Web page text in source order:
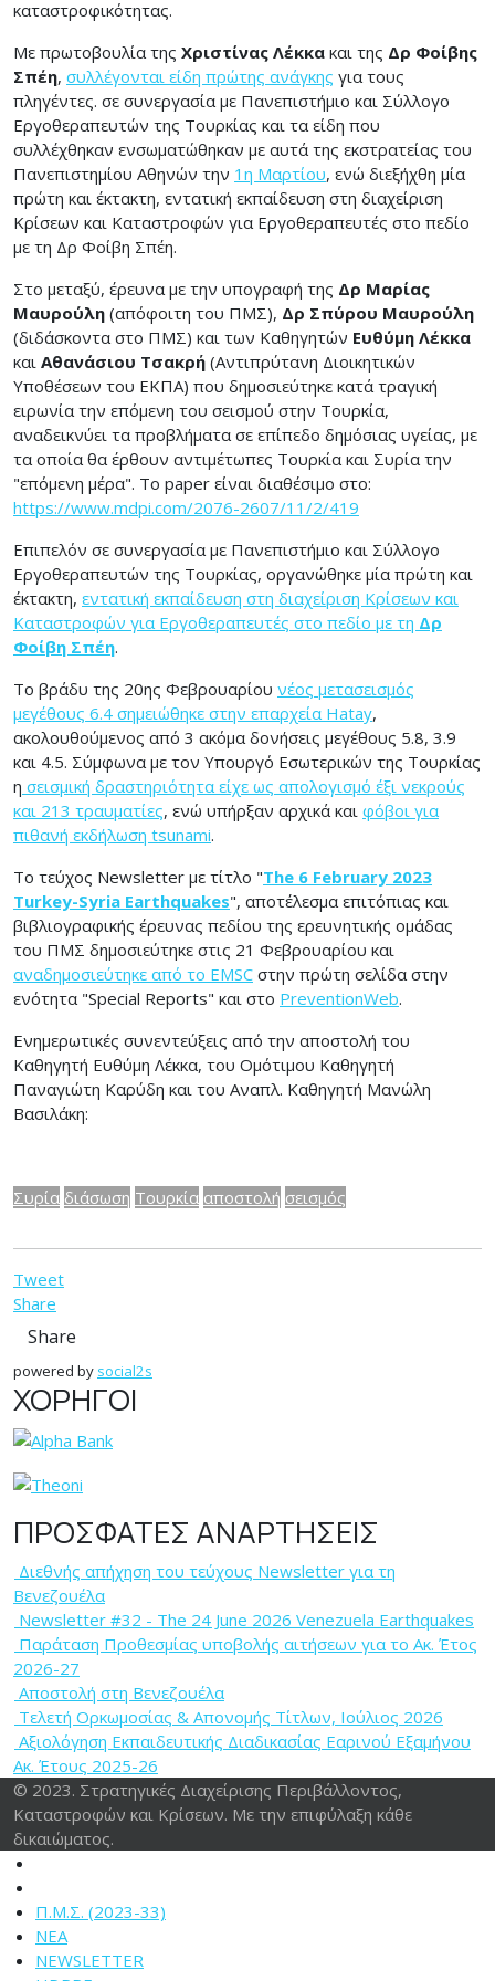
καταστροφικότητας.
Με πρωτοβουλία της Χριστίνας Λέκκα και της Δρ Φοίβης
Σπέη, συλλέγονται είδη πρώτης ανάγκης για τους
πληγέντες. σε συνεργασία με Πανεπιστήμιο και Σύλλογο
Εργοθεραπευτών της Τουρκίας και τα είδη που
συλλέχθηκαν ενσωματώθηκαν με αυτά της εκστρατείας του
Πανεπιστημίου Αθηνών την 1η Μαρτίου, ενώ διεξήχθη μία
πρώτη και έκτακτη, εντατική εκπαίδευση στη διαχείριση
Κρίσεων και Καταστροφών για Εργοθεραπευτές στο πεδίο
με τη Δρ Φοίβη Σπέη.
Στο μεταξύ, έρευνα με την υπογραφή της Δρ Μαρίας
Μαυρούλη (απόφοιτη του ΠΜΣ), Δρ Σπύρου Μαυρούλη
(διδάσκοντα στο ΠΜΣ) και των Καθηγητών Ευθύμη Λέκκα
και Αθανάσιου Τσακρή (Αντιπρύτανη Διοικητικών
Υποθέσεων του ΕΚΠΑ) που δημοσιεύτηκε κατά τραγική
ειρωνία την επόμενη του σεισμού στην Τουρκία,
αναδεικνύει τα προβλήματα σε επίπεδο δημόσιας υγείας, με
τα οποία θα έρθουν αντιμέτωπες Τουρκία και Συρία την
"επόμενη μέρα". Το paper είναι διαθέσιμο στο:
https://www.mdpi.com/2076-2607/11/2/419
Επιπελόν σε συνεργασία με Πανεπιστήμιο και Σύλλογο
Εργοθεραπευτών της Τουρκίας, οργανώθηκε μία πρώτη και
έκτακτη, εντατική εκπαίδευση στη διαχείριση Κρίσεων και
Καταστροφών για Εργοθεραπευτές στο πεδίο με τη Δρ
Φοίβη Σπέη.
Το βράδυ της 20ης Φεβρουαρίου νέος μετασεισμός
μεγέθους 6.4 σημειώθηκε στην επαρχεία Hatay,
ακολουθούμενος από 3 ακόμα δονήσεις μεγέθους 5.8, 3.9
και 4.5. Σύμφωνα με τον Υπουργό Εσωτερικών της Τουρκίας
η σεισμική δραστηριότητα είχε ως απολογισμό έξι νεκρούς
και 213 τραυματίες, ενώ υπήρξαν αρχικά και φόβοι για
πιθανή εκδήλωση tsunami.
To τεύχος Newsletter με τίτλο "The 6 February 2023
Turkey-Syria Earthquakes", αποτέλεσμα επιτόπιας και
βιβλιογραφικής έρευνας πεδίου της ερευνητικής ομάδας
του ΠΜΣ δημοσιεύτηκε στις 21 Φεβρουαρίου και
αναδημοσιεύτηκε από το EMSC στην πρώτη σελίδα στην
ενότητα "Special Reports" και στο PreventionWeb.
Ενημερωτικές συνεντεύξεις από την αποστολή του
Καθηγητή Ευθύμη Λέκκα, του Ομότιμου Καθηγητή
Παναγιώτη Καρύδη και του Αναπλ. Καθηγητή Μανώλη
Βασιλάκη:
Συρία διάσωση Τουρκία αποστολή σεισμός
Tweet
Share
Share
powered by social2s
ΧΟΡΗΓΟΙ
ΠΡΟΣΦΑΤΕΣ ΑΝΑΡΤΗΣΕΙΣ
Διεθνής απήχηση του τεύχους Newsletter για τη
Βενεζουέλα
Newsletter #32 - The 24 June 2026 Venezuela Earthquakes
Παράταση Προθεσμίας υποβολής αιτήσεων για το Ακ. Έτος
2026-27
Αποστολή στη Βενεζουέλα
Tελετή Ορκωμοσίας & Απονομής Τίτλων, Ιούλιος 2026
Αξιολόγηση Εκπαιδευτικής Διαδικασίας Εαρινού Εξαμήνου
Ακ. Έτους 2025-26
© 2023. Στρατηγικές Διαχείρισης Περιβάλλοντος,
Καταστροφών και Κρίσεων. Με την επιφύλαξη κάθε
δικαιώματος.
Π.Μ.Σ. (2023-33)
ΝΕΑ
NEWSLETTER